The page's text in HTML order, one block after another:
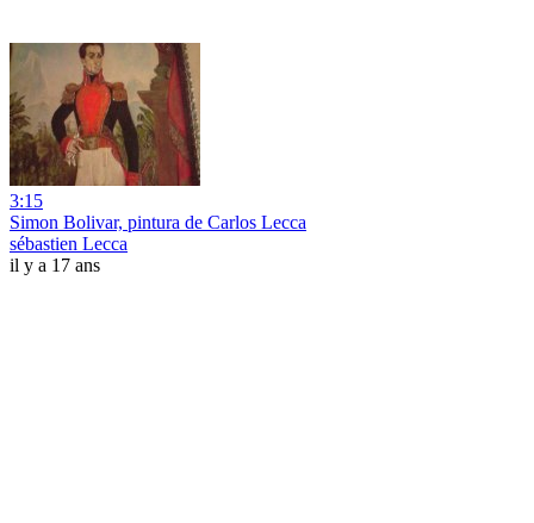
3:15
Simon Bolivar, pintura de Carlos Lecca
sébastien Lecca
il y a 17 ans